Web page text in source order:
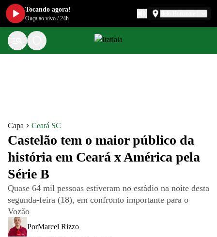
Capa Ceará SC
Castelão tem o maior público da
história em Ceará x América pela
Série B
Quase 64 mil pessoas estiveram no estádio na noite desta
segunda-feira (18), em confronto importante para o
Vozão
PorMarcel Rizzo
Tocando agora!
Ouça ao vivo /24h